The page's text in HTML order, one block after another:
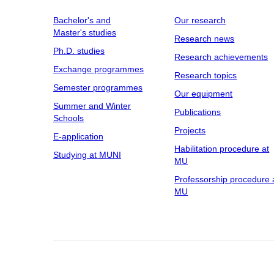
Bachelor's and
Master's studies
Ph.D. studies
Exchange programmes
Semester programmes
Summer and Winter
Schools
E-application
Studying at MUNI
Our research
Research news
Research achievements
Research topics
Our equipment
Publications
Projects
Habilitation procedure at
MU
Professorship procedure
MU